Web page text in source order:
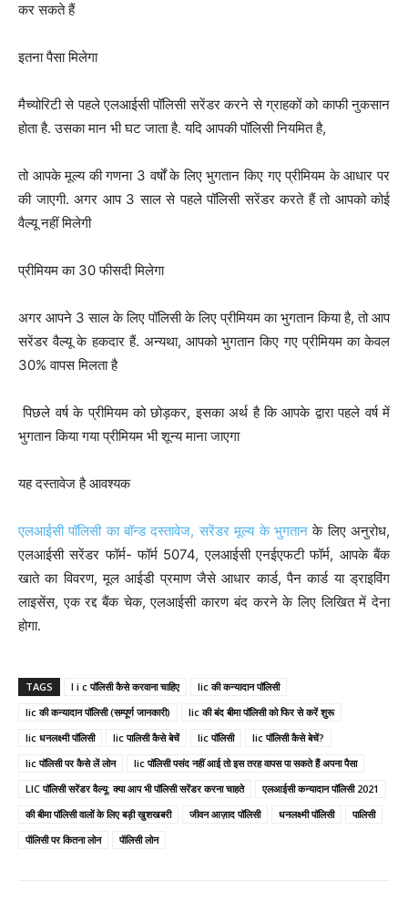
कर सकते हैं
इतना पैसा मिलेगा
मैच्योरिटी से पहले एलआईसी पॉलिसी सरेंडर करने से ग्राहकों को काफी नुकसान
होता है. उसका मान भी घट जाता है. यदि आपकी पॉलिसी नियमित है,
तो आपके मूल्य की गणना 3 वर्षों के लिए भुगतान किए गए प्रीमियम के आधार पर
की जाएगी. अगर आप 3 साल से पहले पॉलिसी सरेंडर करते हैं तो आपको कोई
वैल्यू नहीं मिलेगी
प्रीमियम का 30 फीसदी मिलेगा
अगर आपने 3 साल के लिए पॉलिसी के लिए प्रीमियम का भुगतान किया है, तो आप
सरेंडर वैल्यू के हकदार हैं. अन्यथा, आपको भुगतान किए गए प्रीमियम का केवल
30% वापस मिलता है
पिछले वर्ष के प्रीमियम को छोड़कर, इसका अर्थ है कि आपके द्वारा पहले वर्ष में
भुगतान किया गया प्रीमियम भी शून्य माना जाएगा
यह दस्तावेज है आवश्यक
एलआईसी पॉलिसी का बॉन्ड दस्तावेज, सरेंडर मूल्य के भुगतानके लिए अनुरोध,
एलआईसी सरेंडर फॉर्म- फॉर्म 5074, एलआईसी एनईएफटी फॉर्म, आपके बैंक
खाते का विवरण, मूल आईडी प्रमाण जैसे आधार कार्ड, पैन कार्ड या ड्राइविंग
लाइसेंस, एक रद्द बैंक चेक, एलआईसी कारण बंद करने के लिए लिखित में देना
होगा.
TAGS l i c पॉलिसी कैसे करवाना चाहिए
lic की कन्यादान पॉलिसी
lic की कन्यादान पॉलिसी (सम्पूर्ण जानकारी)
lic की बंद बीमा पॉलिसी को फिर से करें शुरू
lic धनलक्ष्मी पॉलिसी
lic पालिसी कैसे बेचें lic पॉलिसी
lic पॉलिसी कैसे बेचें?
lic पॉलिसी पर कैसे लें लोन
lic पॉलिसी पसंद नहीं आई तो इस तरह वापस पा सकते हैं अपना पैसा
LIC पॉलिसी सरेंडर वैल्यू: क्या आप भी पॉलिसी सरेंडर करना चाहते
एलआईसी कन्यादान पॉलिसी 2021
की बीमा पॉलिसी वालों के लिए बड़ी खुशखबरी
जीवन आज़ाद पॉलिसी धनलक्ष्मी पॉलिसी
पालिसी
पॅालिसी पर कितना लोन
पॅालिसी लोन